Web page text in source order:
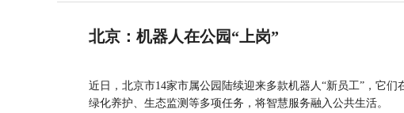
北京：机器人在公园“上岗”
近日，北京市14家市属公园陆续迎来多款机器人“新员工”，它
绿化养护、生态监测等多项任务，将智慧服务融入公共生活。